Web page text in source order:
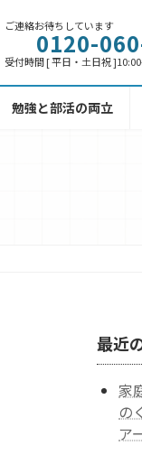
ご連絡お待ちしています
0120-
受付時間 [ 平日・土日祝
勉強と部活の両立
最近
家
の
ア